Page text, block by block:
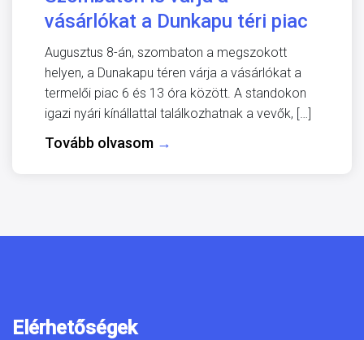
vásárlókat a Dunkapu téri piac
Augusztus 8-án, szombaton a megszokott
helyen, a Dunakapu téren várja a vásárlókat a
termelői piac 6 és 13 óra között. A standokon
igazi nyári kínállattal találkozhatnak a vevők, […]
Tovább olvasom →
Elérhetőségek